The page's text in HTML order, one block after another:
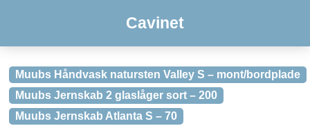
Cavinet
Muubs Håndvask natursten Valley S – mont/bordplade
Muubs Jernskab 2 glaslåger sort – 200
Muubs Jernskab Atlanta S – 70